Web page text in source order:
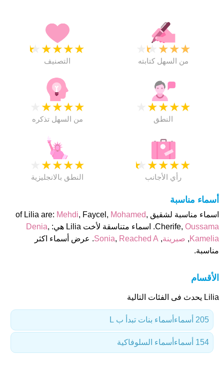
★
★
★
★
★
التصنيف
★
★
★
★
من السهل كتابته
★
★
★
★
من السهل تذكره
★
★
★
★
النطق
★
★
★
★
النطق بالانجليزية
★
★
★
★
★
رأي الأجانب
أسماء مناسبة
اسماء مناسبة لشقيق of Lilia are: Mehdi, Faycel, Mohamed,
Cherife, Oussama . اسماء متناسقة لأخت Lilia هي: Denia,
Kamelia
, صبرينة,
Sonia, Reached A
. عرض أسماء اكثر
مناسبة.
الأقسام
Lilia يحدث فى الفئات التالية
أسماء بنات تبدأ ب L 205 أسماء
أسماء السلوفاكية 154 أسماء